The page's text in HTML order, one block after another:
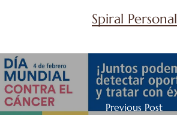
Spiral Personal
Previous Post